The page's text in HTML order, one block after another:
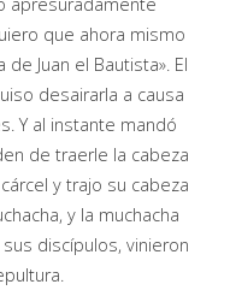
que ahora mismo
Juan el Bautista». El
desairarla a causa
Y al instante mandó
de traerle la cabeza
y trajo su cabeza
y la muchacha
discípulos, vinieron